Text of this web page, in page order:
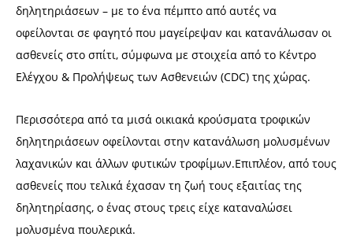
δηλητηριάσεων – με το ένα πέμπτο από αυτές να
οφείλονται σε φαγητό που μαγείρεψαν και κατανάλωσαν οι
ασθενείς στο σπίτι, σύμφωνα με στοιχεία από το Κέντρο
Ελέγχου & Προλήψεως των Ασθενειών (CDC) της χώρας.
Περισσότερα από τα μισά οικιακά κρούσματα τροφικών
δηλητηριάσεων οφείλονται στην κατανάλωση μολυσμένων
λαχανικών και άλλων φυτικών τροφίμων.Επιπλέον, από τους
ασθενείς που τελικά έχασαν τη ζωή τους εξαιτίας της
δηλητηρίασης, ο ένας στους τρεις είχε καταναλώσει
μολυσμένα πουλερικά.